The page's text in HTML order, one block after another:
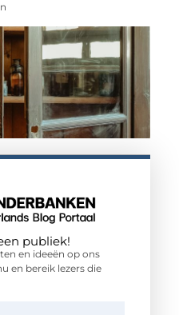
publiek!
en ideeën op ons
en bereik lezers die